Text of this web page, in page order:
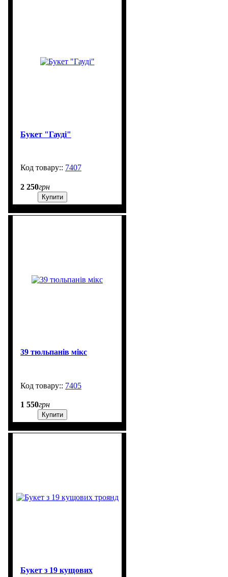
Букет "Гауді"
7407
2 250грн
Купити
39 тюльпанів мікс
7405
1 550грн
Купити
Букет з 19 кущових